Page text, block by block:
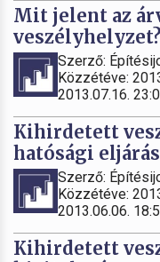
Mit jelent az
Szerző:
Közzétéve:
2013.07.16.
Kihirdetett
hatósági
Szerző:
Közzétéve:
2013.06.06.
Kihirdetett